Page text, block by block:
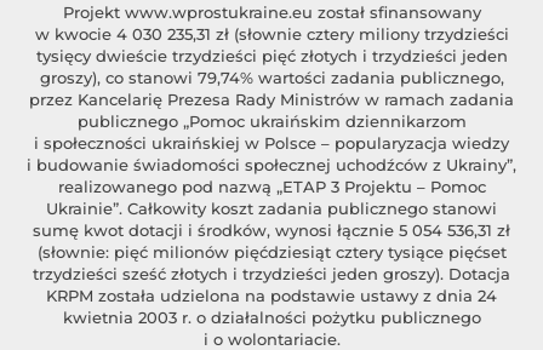
Projekt www.wprostukraine.eu został sfinansowany
w kwocie 4 030 235,31 zł (słownie cztery miliony trzydzieści
tysięcy dwieście trzydzieści pięć złotych i trzydzieści jeden
groszy), co stanowi 79,74% wartości zadania publicznego,
przez Kancelarię Prezesa Rady Ministrów w ramach zadania
publicznego „Pomoc ukraińskim dziennikarzom
i społeczności ukraińskiej w Polsce – popularyzacja wiedzy
i budowanie świadomości społecznej uchodźców z Ukrainy”,
realizowanego pod nazwą „ETAP 3 Projektu – Pomoc
Ukrainie”. Całkowity koszt zadania publicznego stanowi
sumę kwot dotacji i środków, wynosi łącznie 5 054 536,31 zł
(słownie: pięć milionów pięćdziesiąt cztery tysiące pięćset
trzydzieści sześć złotych i trzydzieści jeden groszy). Dotacja
KRPM została udzielona na podstawie ustawy z dnia 24
kwietnia 2003 r. o działalności pożytku publicznego
i o wolontariacie.